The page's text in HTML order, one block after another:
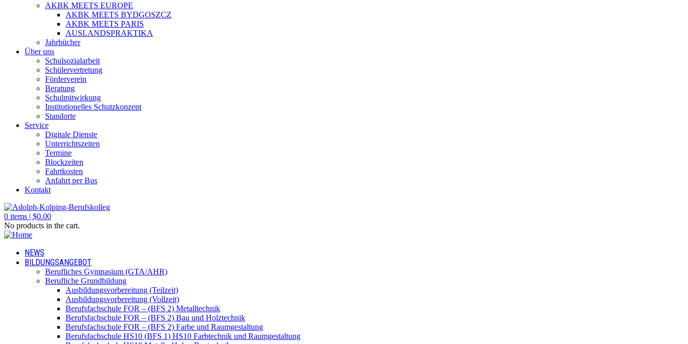
AKBK MEETS EUROPE
AKBK MEETS BYDGOSZCZ
AKBK MEETS PARIS
AUSLANDSPRAKTIKA
Jahrbücher
Über uns
Schulsozialarbeit
Schülervertretung
Förderverein
Beratung
Schulmitwirkung
Institutionelles Schutzkonzept
Standorte
Service
Digitale Dienste
Unterrichtszeiten
Termine
Blockzeiten
Fahrtkosten
Anfahrt per Bus
Kontakt
0 items | $0.00
No products in the cart.
NEWS
BILDUNGSANGEBOT
Berufliches Gymnasium (GTA/AHR)
Berufliche Grundbildung
Ausbildungsvorbereitung (Teilzeit)
Ausbildungsvorbereitung (Vollzeit)
Berufsfachschule FOR – (BFS 2) Metalltechnik
Berufsfachschule FOR – (BFS 2) Bau und Holztechnik
Berufsfachschule FOR – (BFS 2) Farbe und Raumgestaltung
Berufsfachschule HS10 (BFS 1) HS10 Farbtechnik und Raumgestaltung